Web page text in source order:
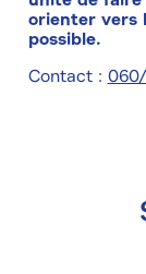
orienter vers
possible.
Contact : 060/